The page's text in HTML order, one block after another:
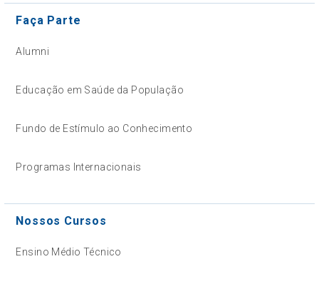
Faça Parte
Alumni
Educação em Saúde da População
Fundo de Estímulo ao Conhecimento
Programas Internacionais
Nossos Cursos
Ensino Médio Técnico